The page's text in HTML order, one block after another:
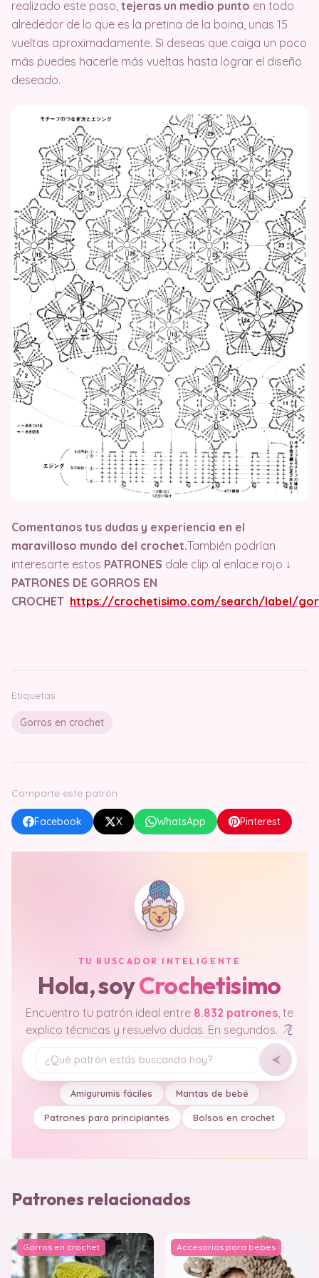
realizado este paso, tejeras un medio punto en todo
alrededor de lo que es la pretina de la boina, unas 15
vueltas aproximadamente. Si deseas que caiga un poco
más puedes hacerle más vueltas hasta lograr el diseño
deseado.
Comentanos tus dudas y experiencia en el
maravilloso mundo del crochet.También podrían
interesarte estos PATRONES dale clip al enlace rojo ↓
PATRONES DE GORROS EN
CROCHET https://crochetisimo.com/search/label/
Etiquetas
Gorros en crochet
Comparte este patrón
Facebook X WhatsApp Pinterest
TU BUSCADOR INTELIGENTE
Hola, soyCrochetisimo
Encuentro tu patrón ideal entre 8.832 patrones, te
explico técnicas y resuelvo dudas. En segundos.
Tu pregunta
Amigurumis fáciles Mantas de bebé
Patrones para principiantes Bolsos en crochet
Patrones relacionados
Gorros en crochet Accesorios para bebes